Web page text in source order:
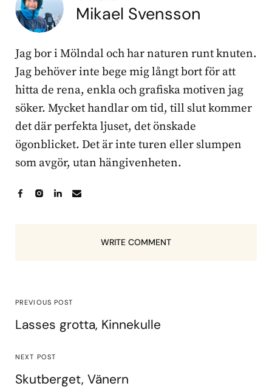
Mikael Svensson
Jag bor i Mölndal och har naturen runt knuten.
Jag behöver inte bege mig långt bort för att
hitta de rena, enkla och grafiska motiven jag
söker. Mycket handlar om tid, till slut kommer
det där perfekta ljuset, det önskade
ögonblicket. Det är inte turen eller slumpen
som avgör, utan hängivenheten.
WRITE COMMENT
PREVIOUS POST
Lasses grotta, Kinnekulle
NEXT POST
Skutberget, Vänern